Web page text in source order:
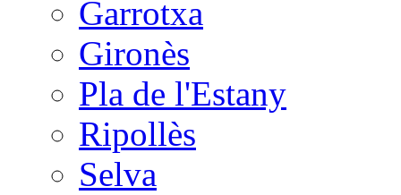
Garrotxa
Gironès
Pla de l'Estany
Ripollès
Selva